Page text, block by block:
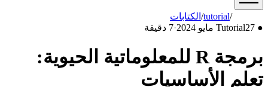
الكتابات/tutorial
●
Tutorial27 مايو 2024 ·7 دقيقة
برمجة R للمعلوماتية الحيوية:
تعلم الأساسيات